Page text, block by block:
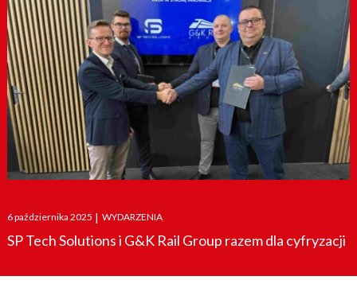
Posted
on
6 października 2025 | WYDARZENIA
SP Tech Solutions i G&K Rail Group razem dla cyfryzacji